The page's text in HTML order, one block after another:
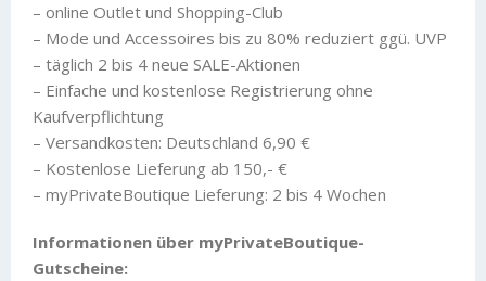
– online Outlet und Shopping-Club
– Mode und Accessoires bis zu 80% reduziert ggü. UVP
– täglich 2 bis 4 neue SALE-Aktionen
– Einfache und kostenlose Registrierung ohne
Kaufverpflichtung
– Versandkosten: Deutschland 6,90 €
– Kostenlose Lieferung ab 150,- €
– myPrivateBoutique Lieferung: 2 bis 4 Wochen
Informationen über myPrivateBoutique-
Gutscheine: